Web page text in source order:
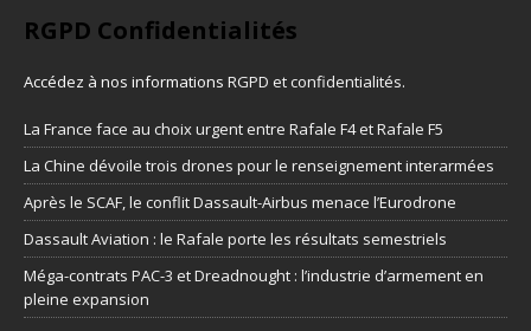
RGPD Confidentialités
Accédez à nos informations RGPD et confidentialités.
La France face au choix urgent entre Rafale F4 et Rafale F5
La Chine dévoile trois drones pour le renseignement interarmées
Après le SCAF, le conflit Dassault-Airbus menace l’Eurodrone
Dassault Aviation : le Rafale porte les résultats semestriels
Méga-contrats PAC-3 et Dreadnought : l’industrie d’armement en
pleine expansion